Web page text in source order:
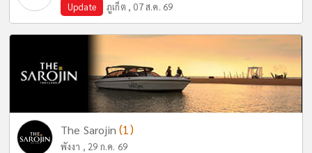
Update ภูเก็ต , 07 ส.ค. 69
The Sarojin(1)
พังงา , 29 ก.ค. 69